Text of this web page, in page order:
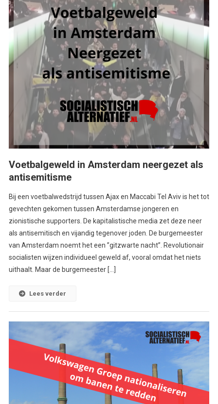
Voetbalgeweld in Amsterdam neergezet als
antisemitisme
Bij een voetbalwedstrijd tussen Ajax en Maccabi Tel Aviv is het tot
gevechten gekomen tussen Amsterdamse jongeren en
zionistische supporters. De kapitalistische media zet deze neer
als antisemitisch en vijandig tegenover joden. De burgemeester
van Amsterdam noemt het een ”gitzwarte nacht”. Revolutionair
socialisten wijzen individueel geweld af, vooral omdat het niets
uithaalt. Maar de burgemeester […]
Lees verder